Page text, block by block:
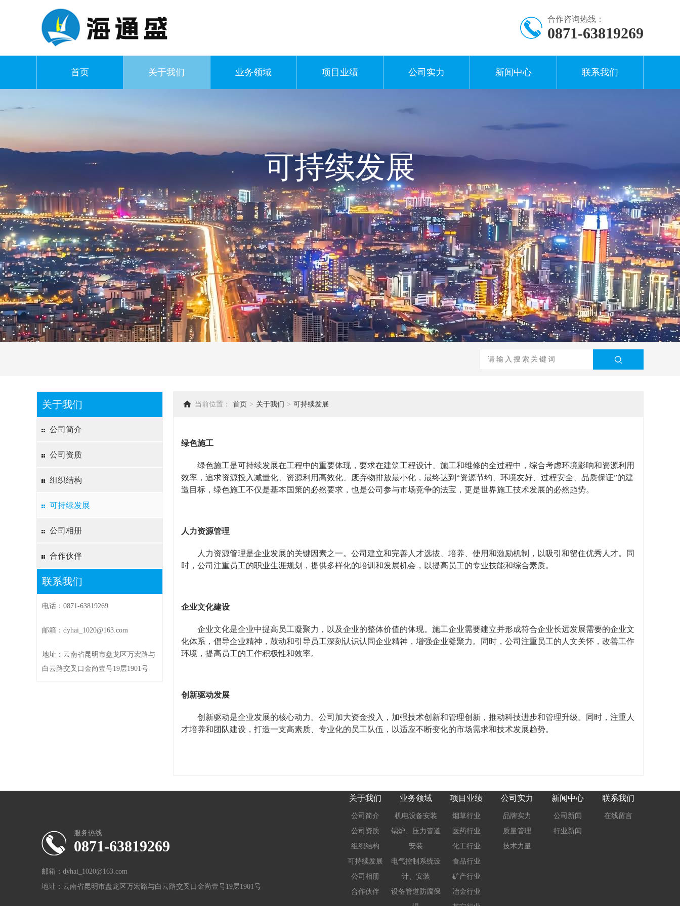
合作咨询热线：
0871-63819269
首页 关于我们 业务领域 项目业绩 公司实力 新闻中心 联系我们
可持续发展
关于我们
公司简介
公司资质
组织结构
可持续发展
公司相册
合作伙伴
联系我们
电话：0871-63819269
邮箱：dyhai_1020@163.com
地址：云南省昆明市盘龙区万宏路与
白云路交叉口金尚壹号19层1901号
当前位置： 首页 > 关于我们 > 可持续发展
绿色施工
绿色施工是可持续发展在工程中的重要体现，要求在建筑工程设计、施工和维修的全过程中，综合考虑环境影响和资源利用
效率，追求资源投入减量化、资源利用高效化、废弃物排放最小化，最终达到“资源节约、环境友好、过程安全、品质保证”的建
造目标，绿色施工不仅是基本国策的必然要求，也是公司参与市场竞争的法宝，更是世界施工技术发展的必然趋势。
人力资源管理
人力资源管理是企业发展的关键因素之一。公司建立和完善人才选拔、培养、使用和激励机制，以吸引和留住优秀人才。同
时，公司注重员工的职业生涯规划，提供多样化的培训和发展机会，以提高员工的专业技能和综合素质。
企业文化建设
企业文化是企业中提高员工凝聚力，以及企业的整体价值的体现。施工企业需要建立并形成符合企业长远发展需要的企业文
化体系，倡导企业精神，鼓动和引导员工深刻认识认同企业精神，增强企业凝聚力。同时，公司注重员工的人文关怀，改善工作
环境，提高员工的工作积极性和效率。
创新驱动发展
创新驱动是企业发展的核心动力。公司加大资金投入，加强技术创新和管理创新，推动科技进步和管理升级。同时，注重人
才培养和团队建设，打造一支高素质、专业化的员工队伍，以适应不断变化的市场需求和技术发展趋势。
服务热线
0871-63819269
邮箱：dyhai_1020@163.com
地址：云南省昆明市盘龙区万宏路与白云路交叉口金尚壹号19层1901号
关于我们
公司简介
公司资质
组织结构
可持续发展
公司相册
合作伙伴
业务领域
机电设备安装
锅炉、压力管道
安装
电气控制系统设
计、安装
设备管道防腐保
项目业绩
烟草行业
医药行业
化工行业
食品行业
矿产行业
冶金行业
公司实力
品牌实力
质量管理
技术力量
新闻中心
公司新闻
行业新闻
联系我们
在线留言